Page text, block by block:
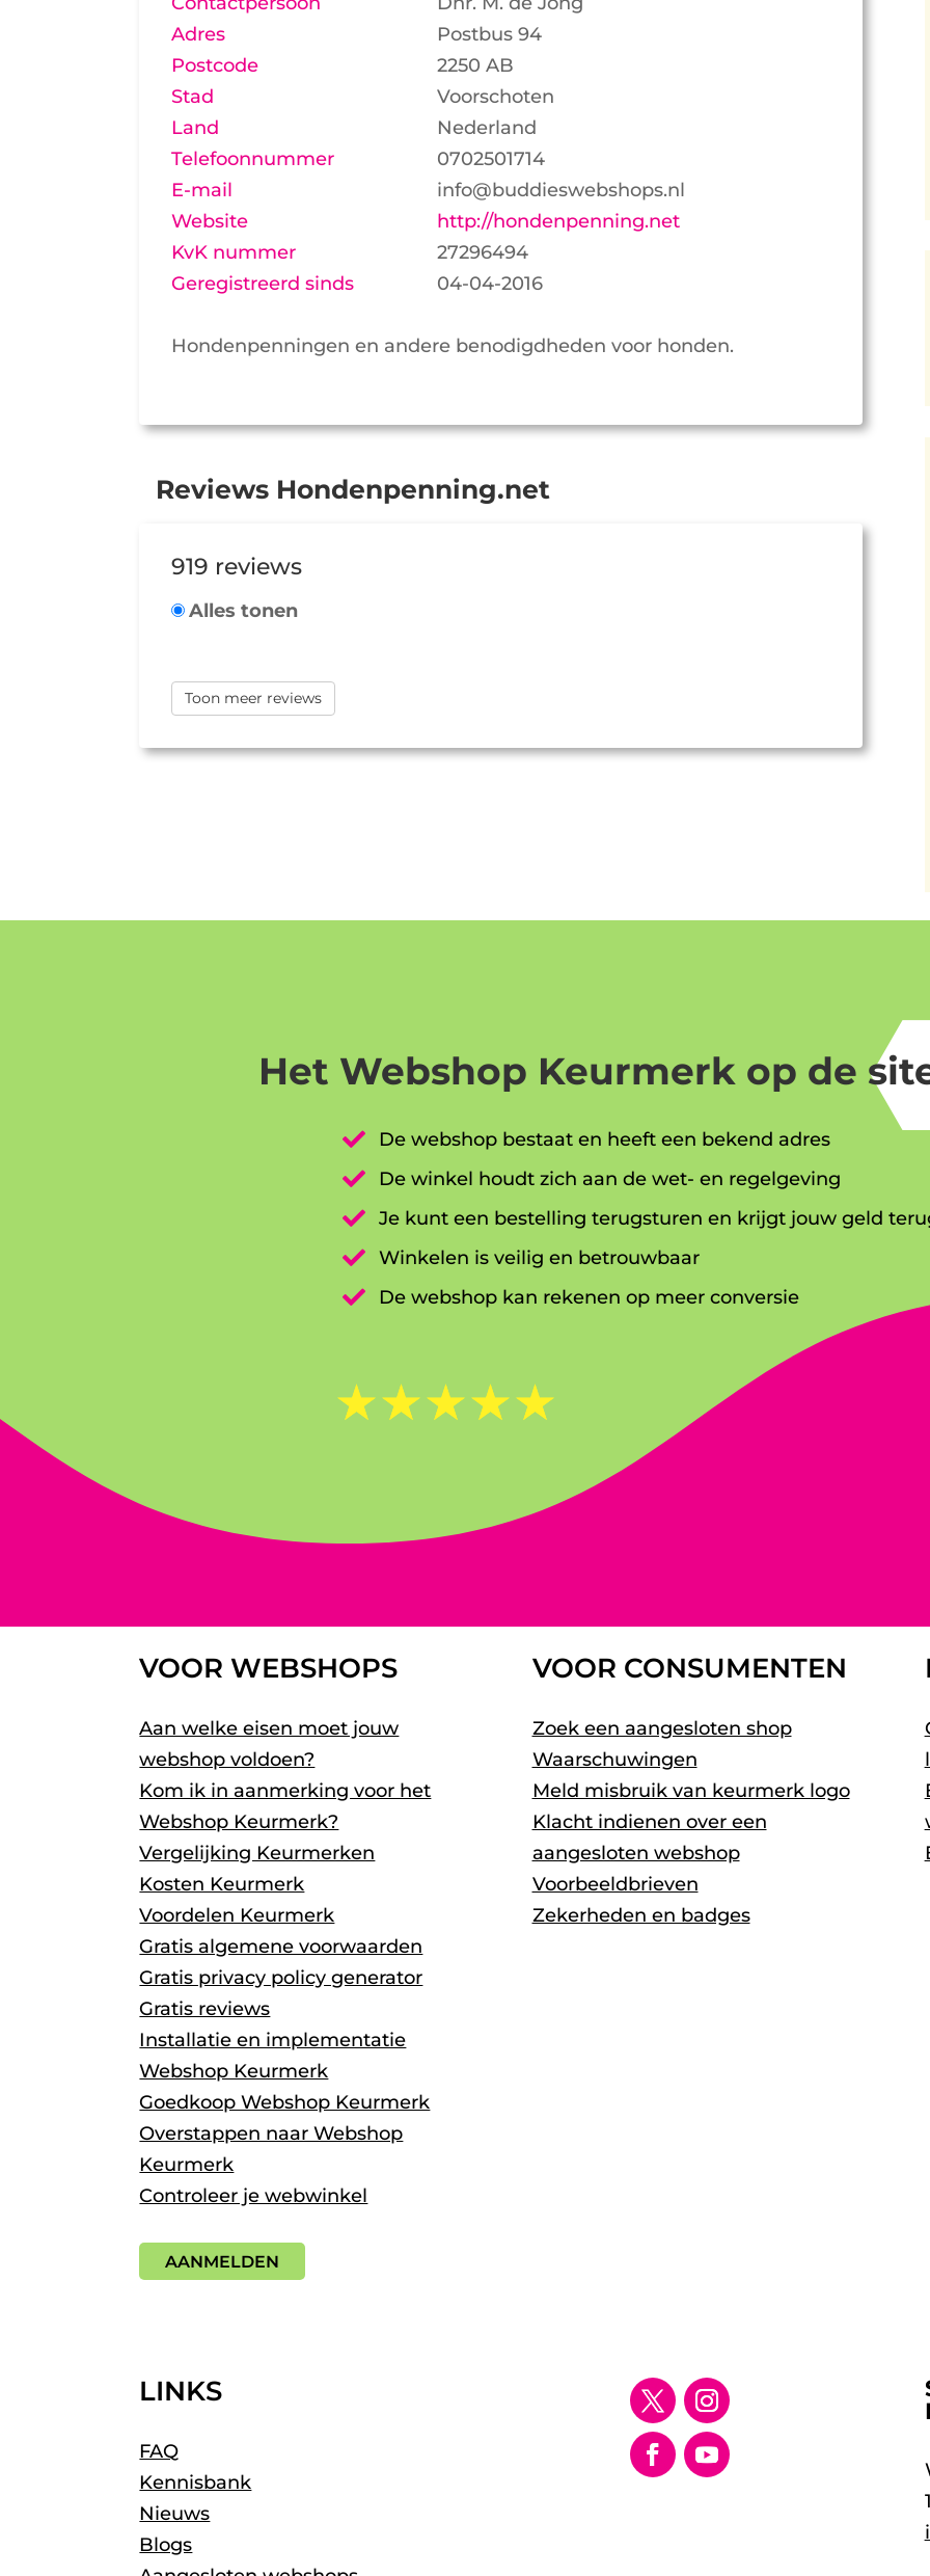
Adres
Postbus 94
Postcode
2250 AB
Stad
Voorschoten
Land
Nederland
Telefoonnummer
0702501714
E-mail
info@buddieswebshops.nl
Website
http://hondenpenning.net
KvK nummer
27296494
Geregistreerd sinds
04-04-2016
Hondenpenningen en andere benodigdheden voor honden.
Reviews Hondenpenning.net
919 reviews
Alles tonen
Toon meer reviews
Het Webshop Keurmerk op de

De webshop bestaat en heeft een bekend adres

De winkel houdt zich aan de wet- en regelgeving
 Je kunt een bestelling terugsturen en krijgt jouw geld
 Winkelen is veilig en betrouwbaar

De webshop kan rekenen op meer conversie
☆☆☆☆☆
VOOR WEBSHOPS
Aan welke eisen moet jouw
webshop voldoen?
Kom ik in aanmerking voor het
Webshop Keurmerk?
Vergelijking Keurmerken
Kosten Keurmerk
Voordelen Keurmerk
Gratis algemene voorwaarden
Gratis privacy policy generator
Gratis reviews
Installatie en implementatie
Webshop Keurmerk
Goedkoop Webshop Keurmerk
Overstappen naar Webshop
Keurmerk
Controleer je webwinkel
AANMELDEN
VOOR CONSUMENTEN
Zoek een aangesloten shop
Waarschuwingen
Meld misbruik van keurmerk logo
Klacht indienen over een
aangesloten webshop
Voorbeeldbrieven
Zekerheden en badges
LINKS
FAQ
Kennisbank
Nieuws
Blogs